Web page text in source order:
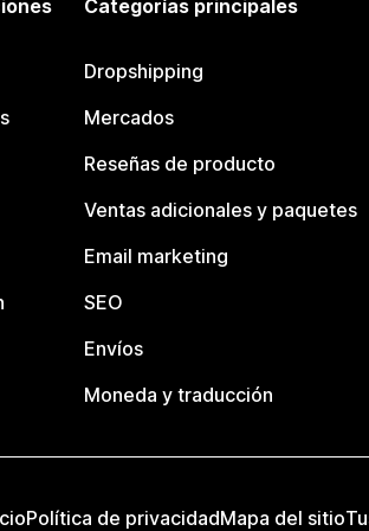
Categorías principales
Dropshipping
Mercados
Reseñas de producto
Ventas adicionales y paquetes
Email marketing
SEO
Envíos
Moneda y traducción
Política de privacidadMapa del sitio